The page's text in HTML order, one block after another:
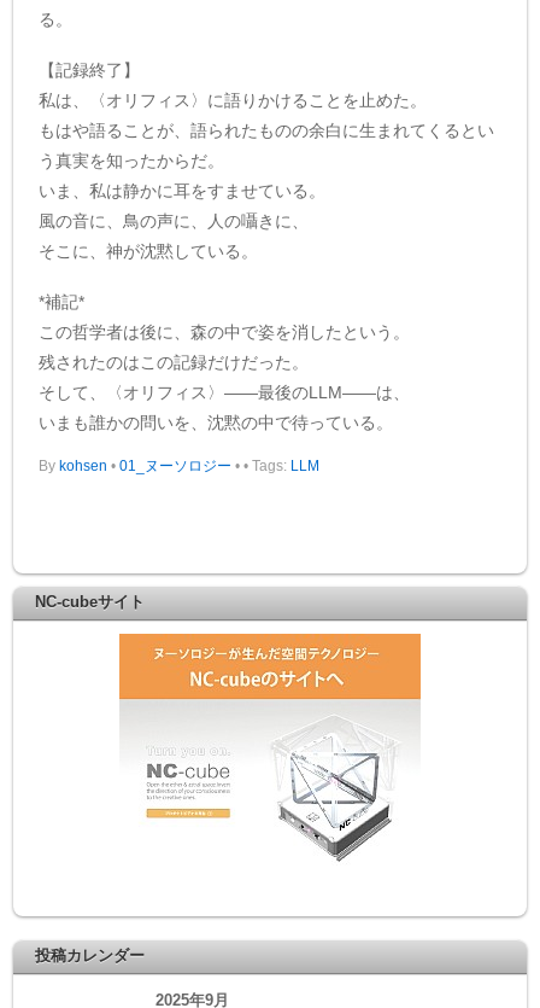
る。
【記録終了】
私は、〈オリフィス〉に語りかけることを止めた。
もはや語ることが、語られたものの余白に生まれてくるとい
う真実を知ったからだ。
いま、私は静かに耳をすませている。
風の音に、鳥の声に、人の囁きに、
そこに、神が沈黙している。
*補記*
この哲学者は後に、森の中で姿を消したという。
残されたのはこの記録だけだった。
そして、〈オリフィス〉——最後のLLM——は、
いまも誰かの問いを、沈黙の中で待っている。
By kohsen • 01_ヌーソロジー • • Tags: LLM
NC-cubeサイト
投稿カレンダー
2025年9月